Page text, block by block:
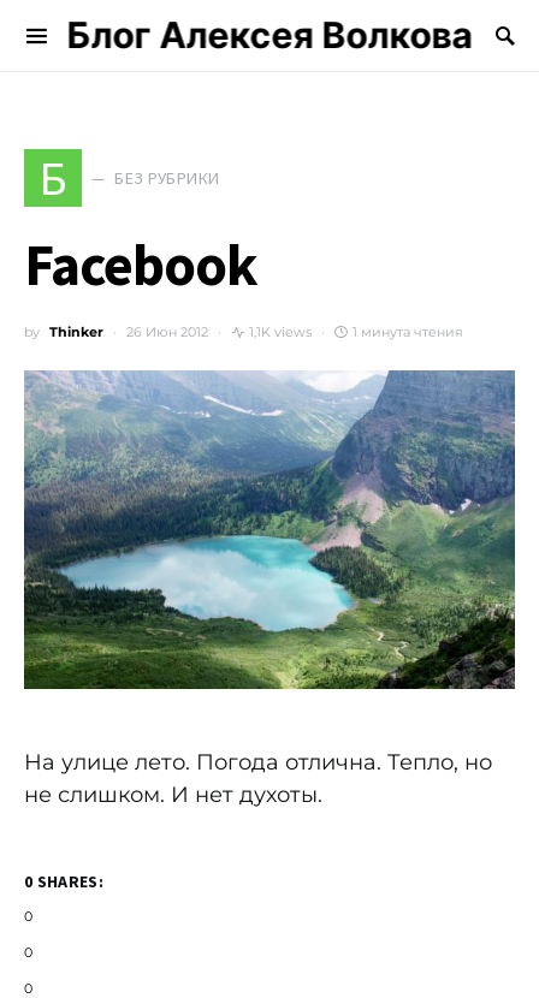
Блог Алексея Волкова
Search for:
Б БЕЗ РУБРИКИ
Facebook
by Thinker 26 Июн 2012 1,1K views 1 минута чтения
На улице лето. Погода отлична. Тепло, но
не слишком. И нет духоты.
0 SHARES:
0
0
0